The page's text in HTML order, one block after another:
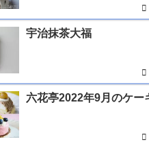
宇治抹茶大福
六花亭2022年9月のケー